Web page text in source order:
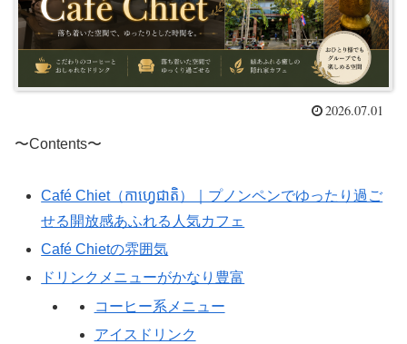
2026.07.01
〜Contents〜
Café Chiet（កាហ្វេជាតិ）｜プノンペンでゆったり過ご
せる開放感あふれる人気カフェ
Café Chietの雰囲気
ドリンクメニューがかなり豊富
コーヒー系メニュー
アイスドリンク